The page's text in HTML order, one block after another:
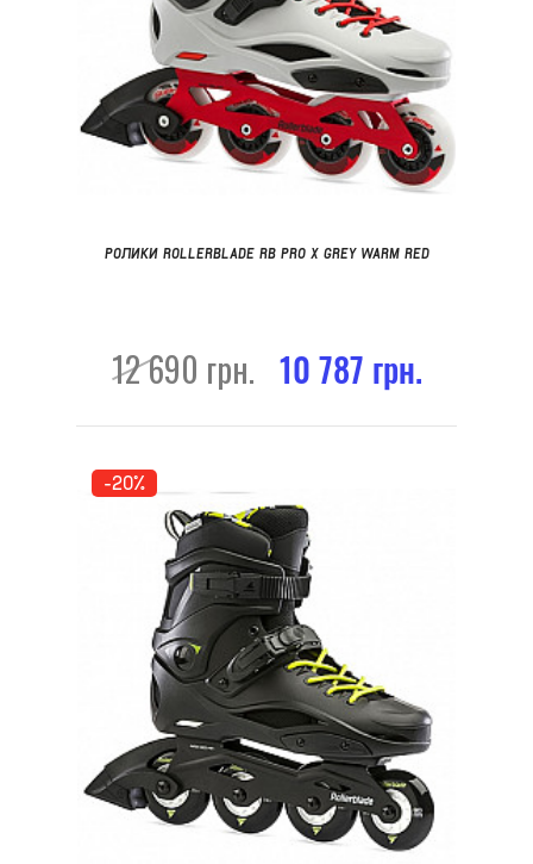
РОЛИКИ ROLLERBLADE RB PRO X GREY WARM RED
12 690 грн. 10 787 грн.
-20%